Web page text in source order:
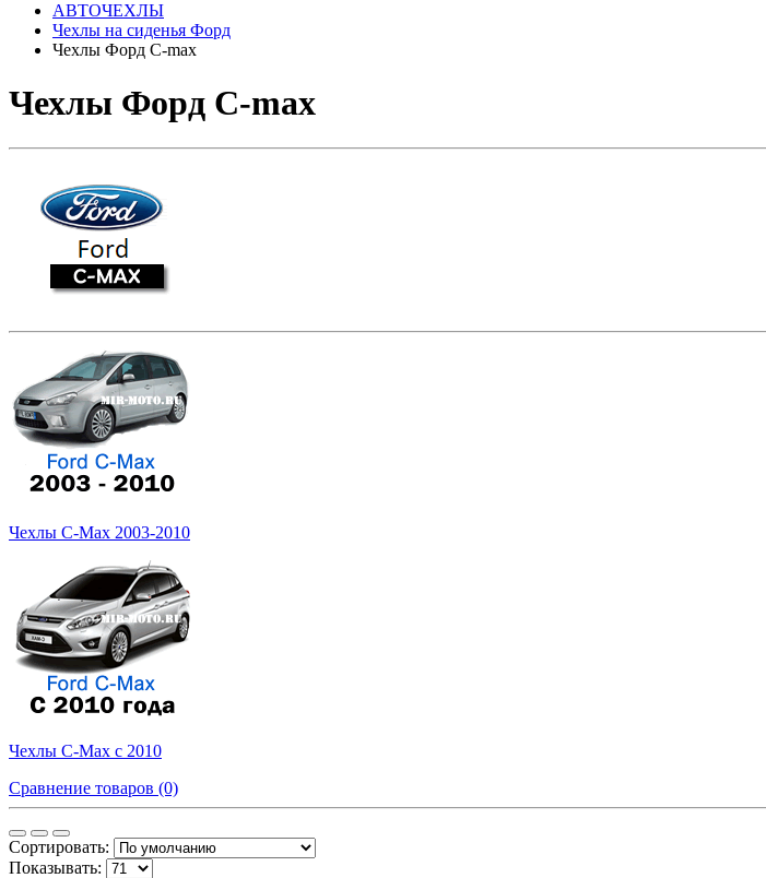
АВТОЧЕХЛЫ
Чехлы на сиденья Форд
Чехлы Форд C-max
Чехлы Форд C-max
Чехлы C-Max 2003-2010
Чехлы C-Max с 2010
Сравнение товаров (0)
Сортировать:
Показывать: